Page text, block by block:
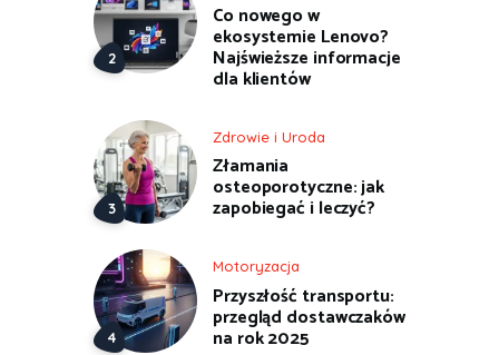
Co nowego w
ekosystemie Lenovo?
Najświeższe informacje
dla klientów
Zdrowie i Uroda
Złamania
osteoporotyczne: jak
zapobiegać i leczyć?
Motoryzacja
Przyszłość transportu:
przegląd dostawczaków
na rok 2025